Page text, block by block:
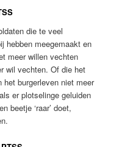
die te veel
hebben meegemaakt en
meer willen vechten
wil vechten. Of die het
burgerleven niet meer
er plotselinge geluiden
beetje ‘raar’ doet,